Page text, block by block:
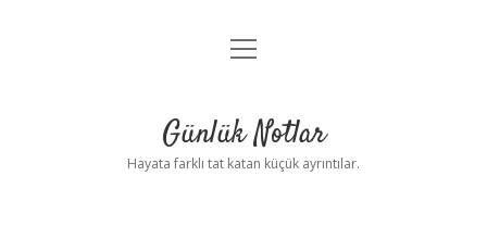
Anasayfa
Yasal Uyarı
menüyü
Günlük Notlar
Hayata farklı tat katan küçük ayrıntılar.